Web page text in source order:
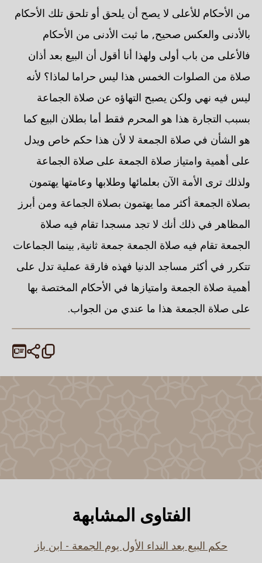
من الأحكام للأعلى لا يصح أن يلحق أو تلحق تلك الأحكام
بالأدنى والعكس صحيح, ما ثبت الأدنى من الأحكام
فالأعلى من باب أولى ولهذا أنا أقول أن البيع بعد أذان
صلاة من الصلوات الخمس هذا ليس حراما لماذا؟ لأنه
ليس فيه نهي ولكن يصبح التهاؤه عن صلاة الجماعة
بسبب التجارة هذا هو المحرم فقط أما بطلان البيع كما
هو الشأن في صلاة الجمعة لا لأن هذا حكم خاص ويدل
على أهمية وامتياز صلاة الجمعة على صلاة الجماعة
ولذلك ترى الأمة الآن بعلمائها وطلابها وعامتها يهتمون
بصلاة الجمعة أكثر مما يهتمون بصلاة الجماعة ومن أبرز
المظاهر في ذلك أنك لا تجد مسجدا تقام فيه صلاة
الجمعة تقام فيه صلاة الجمعة جمعة ثانية, بينما الجماعات
تتكرر في أكثر مساجد الدنيا فهذه فارقة عملية تدل على
أهمية صلاة الجمعة وامتيازها في الأحكام المختصة بها
على صلاة الجمعة هذا ما عندي من الجواب.
الفتاوى المشابهة
حكم البيع بعد النداء الأول يوم الجمعة - ابن باز